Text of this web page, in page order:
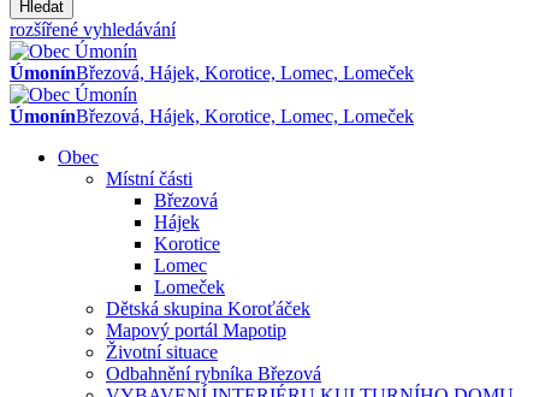
Hledat
rozšířené vyhledávání
ÚmonínBřezová, Hájek, Korotice, Lomec, Lomeček
ÚmonínBřezová, Hájek, Korotice, Lomec, Lomeček
Obec
Místní části
Březová
Hájek
Korotice
Lomec
Lomeček
Dětská skupina Koroťáček
Mapový portál Mapotip
Životní situace
Odbahnění rybníka Březová